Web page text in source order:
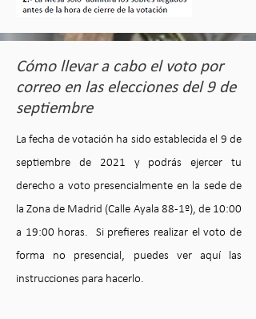
Cómo llevar a cabo el voto por
correo en las elecciones del 9 de
septiembre
La fecha de votación ha sido establecida el 9 de
septiembre de 2021 y podrás ejercer tu
derecho a voto presencialmente en la sede de
la Zona de Madrid (Calle Ayala 88 -1º), de 10:00
a 19:00 horas. Si prefieres realizar el voto de
forma no presencial, puedes ver aquí las
instrucciones para hacerlo.